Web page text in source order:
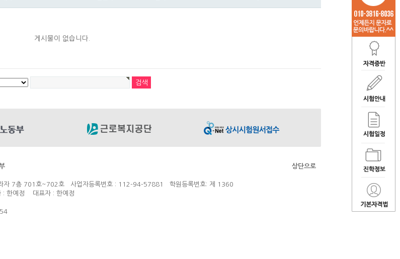
게시물이 없습니다.
자 7층 701호~702호 사업자등록번호 : 112-94-57881 학원등록번호: 제 1360
한예정 대표자 : 한예정
상단으로